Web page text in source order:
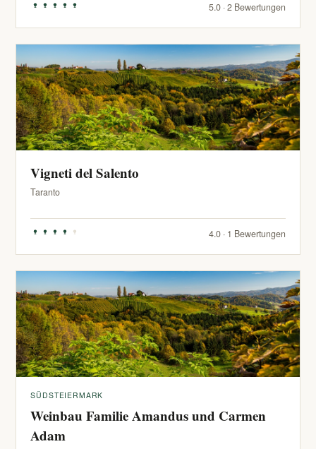
5.0 · 2 Bewertungen
Vigneti del Salento
Taranto
4.0 · 1 Bewertungen
SÜDSTEIERMARK
Weinbau Familie Amandus und Carmen
Adam